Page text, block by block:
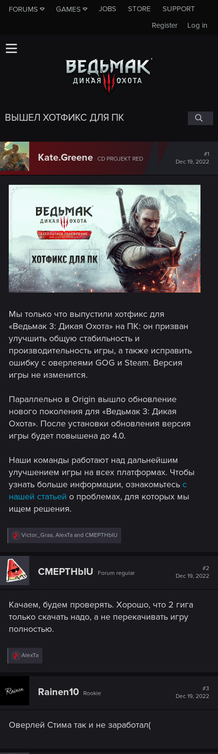
FORUMS GAMES JOBS STORE
SUPPORT
Log in
Register
ВЫШЕЛ ХОТФИКС ДЛЯ ПК
Kate.Greene CD PROJEKT RED
#1
Dec 19, 2022
Мы только что выпустили хотфикс для
«Ведьмак 3: Дикая Охота» на ПК: он призван
улучшить общую стабильность и
производительность игры, а также исправить
ошибку с оверлеями GOG и Steam. Версия
игры не изменится.
Параллельно в Origin вышло обновление
нового поколения для «Ведьмак 3: Дикая
Охота». После установки обновления версия
игры будет повышена до 4.0.
Наши команды работают над дальнейшим
улучшением игры на всех платформах. Чтобы
узнать больше информации, ознакомьтесь с
нашей статьей о проблемах, для которых мы
ищем решения.
R
e
c
i
o
:
Victor_Graa, AlexTa and CMEPTHbIU
CMEPTHbIU Forum regular
#2
Dec 19, 2022
Качаем, будем проверять. Хорошо, что 2 гига
только скачать надо, а не перекачивать игру
полностью.
R
e
:
AlexTa
Rainen10 Rookie
#3
Dec 19, 2022
Оверлей Стима так и не заработал(